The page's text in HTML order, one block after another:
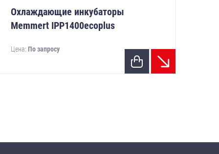
Охлаждающие инкубаторы
Memmert IPP1400ecoplus
Цена: По запросу